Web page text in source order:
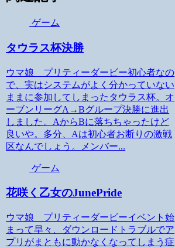
ゲーム
タウラス杯決勝
ウマ娘 プリティーダービー初心者なの
で、実はシステムがよく分かっていない
ままに参加してしまったタウラス杯。オ
ーブンリーグA→Bグループ決勝に進出
しました。AからBに落ちちゃったけど
良いや。多分、Aは初心者お断りの激戦
区なんでしょう。メンバー...
ゲーム
花咲く乙女のJunePride
ウマ娘 プリティーダービーイベント始
まって早々、ダウンロードトラブルでア
プリがまともに動かなくなってしまう症